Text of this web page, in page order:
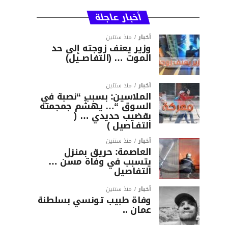
أخبار عاجلة
أخبار منذ سنتين
وزير يعنف زوجته إلى حد
الموت … (التفاصــيل)
أخبار منذ سنتين
الملاسين: بسبب “نصبة في
السوق “… يهشّم جمجمته
بقضيب حديدي … (
التفـاصيل )
أخبار منذ سنتين
العاصمة: حريق بمنزل
يتسبب في وفاة مسن …
التفاصيل
أخبار منذ سنتين
وفاة طبيب تونسي بسلطنة
عمان ..